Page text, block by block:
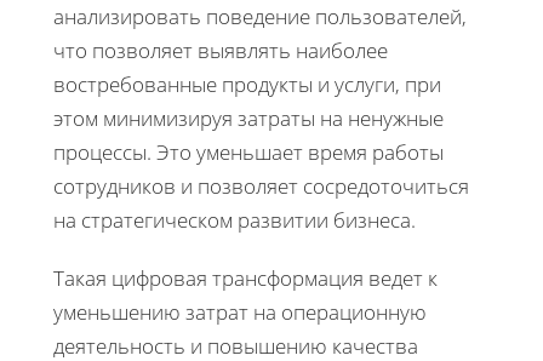
анализировать поведение пользователей,
что позволяет выявлять наиболее
востребованные продукты и услуги, при
этом минимизируя затраты на ненужные
процессы. Это уменьшает время работы
сотрудников и позволяет сосредоточиться
на стратегическом развитии бизнеса.
Такая цифровая трансформация ведет к
уменьшению затрат на операционную
деятельность и повышению качества